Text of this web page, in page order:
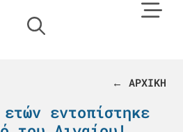
← ΑΡΧΙΚΗ
εντοπίστηκε